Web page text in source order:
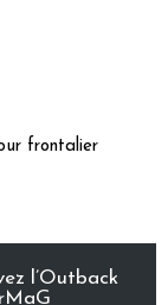
frontalier
l’Outback